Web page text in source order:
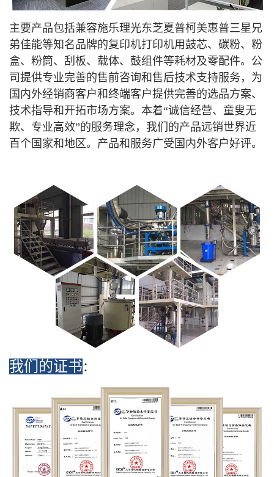
主要产品包括兼容施乐理光东芝夏普柯美惠普三星兄
弟佳能等知名品牌的复印机打印机用鼓芯、碳粉、粉
盒、粉筒、刮板、载体、鼓组件等耗材及零配件。公
司提供专业完善的售前咨询和售后技术支持服务，为
国内外经销商客户和终端客户提供完善的选品方案、
技术指导和开拓市场方案。本着“诚信经营、童叟无
欺、专业高效”的服务理念，我们的产品远销世界近
百个国家和地区。产品和服务广受国内外客户好评。
我们的证书：